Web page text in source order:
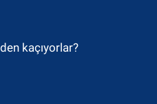
kaçıyorlar?